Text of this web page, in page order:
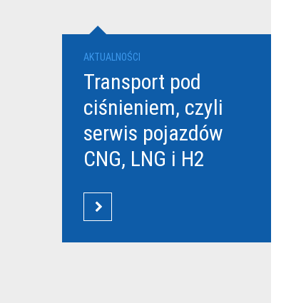
AKTUALNOŚCI
Transport pod
ciśnieniem, czyli
serwis pojazdów
CNG, LNG i H2
CZYTAJ WIĘCEJ